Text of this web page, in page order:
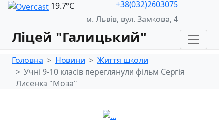
19.7°С
+38(032)2603075
м. Львів, вул. Замкова, 4
Ліцей "Галицький"
Головна Новини
Життя школи
Учні 9-10 класів переглянули фільм Сергія
Лисенка "Мова"